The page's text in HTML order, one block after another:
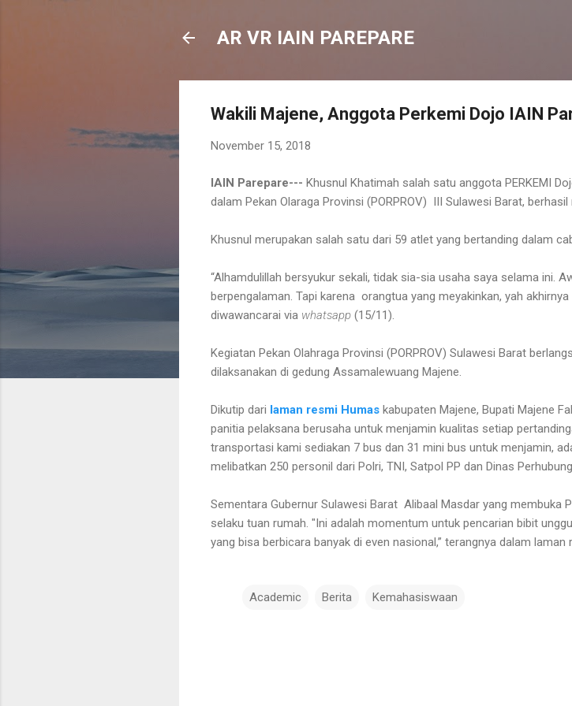
AR VR IAIN PAREPARE
Wakili Majene, Anggota Perkemi Dojo IAIN
November 15, 2018
IAIN Parepare--- Khusnul Khatimah salah satu anggota PERKEMI
dalam Pekan Olaraga Provinsi (PORPROV) III Sulawesi Barat,
Khusnul merupakan salah satu dari 59 atlet yang bertanding dalam
“Alhamdulillah bersyukur sekali, tidak sia-sia usaha saya selama ini.
berpengalaman. Tapi karena orangtua yang meyakinkan, yah
diwawancarai via whatsapp (15/11).
Kegiatan Pekan Olahraga Provinsi (PORPROV) Sulawesi Barat
dilaksanakan di gedung Assamalewuang Majene.
Dikutip dari laman resmi Humas kabupaten Majene, Bupati Majene
panitia pelaksana berusaha untuk menjamin kualitas setiap
transportasi kami sediakan 7 bus dan 31 mini bus untuk menjamin,
melibatkan 250 personil dari Polri, TNI, Satpol PP dan Dinas
Sementara Gubernur Sulawesi Barat Alibaal Masdar yang membuka
selaku tuan rumah. "Ini adalah momentum untuk pencarian bibit
yang bisa berbicara banyak di even nasional,” terangnya dalam
Academic Berita Kemahasiswaan